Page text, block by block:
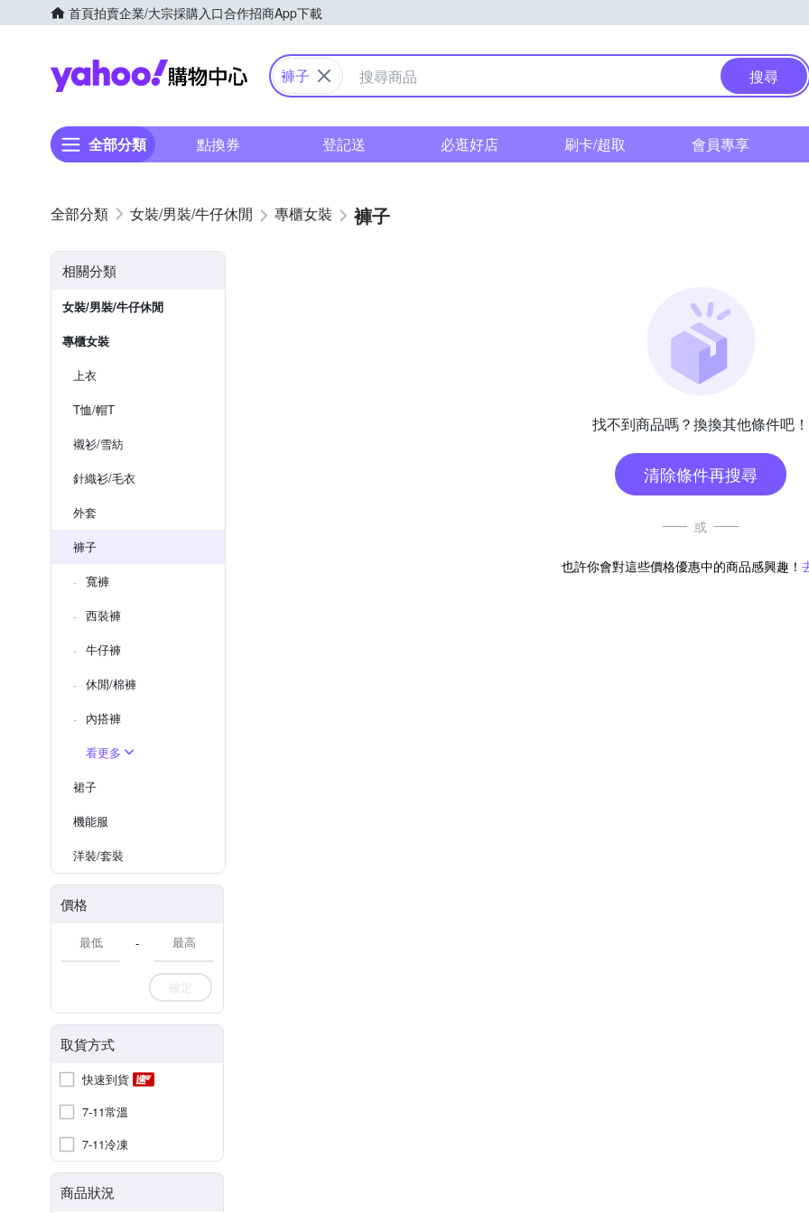
首頁拍賣企業/大宗採購入口合作招商App下載
Yahoo購物中心
褲子 搜尋
全部分類 點換券 登記送 必逛好店 刷卡/超取 會員專享
女裝/男裝/牛仔休閒 專櫃女裝 褲子
相關分類
女裝/男裝/牛仔休閒
專櫃女裝
上衣
T恤/帽T
襯衫/雪紡
針織衫/毛衣
外套
褲子
寬褲
西裝褲
牛仔褲
休閒/棉褲
內搭褲
看更多
裙子
機能服
洋裝/套裝
價格
-
確定
取貨方式
快速到貨
7-11常溫
7-11冷凍
商品狀況
找不到商品嗎？換換其他條件吧！
清除條件再搜尋
或
也許你會對這些價格優惠中的商品感興趣！